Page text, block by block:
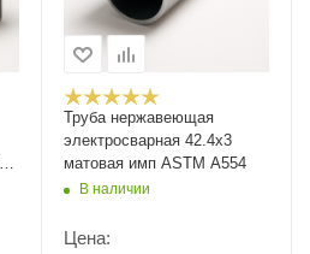
Труба нержавеющая
электросварная 42.4x3
матовая имп ASTM A554
В наличии
Цена: